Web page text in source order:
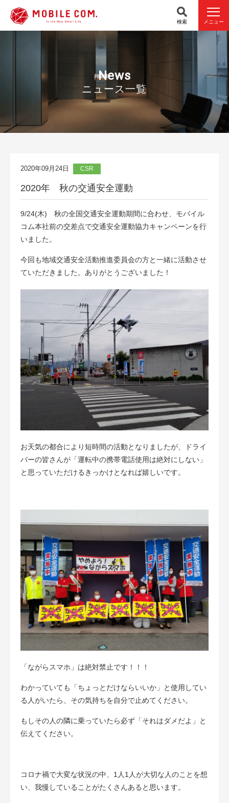
メニュー
検索
News
ニュース一覧
2020年09月24日 CSR
2020年 秋の交通安全運動
9/24(木) 秋の全国交通安全運動期間に合わせ、モバイル
コム本社前の交差点で交通安全運動協力キャンペーンを行
いました。
今回も地域交通安全活動推進委員会の方と一緒に活動させ
ていただきました。ありがとうございました！
お天気の都合により短時間の活動となりましたが、ドライ
バーの皆さんが「運転中の携帯電話使用は絶対にしない」
と思っていただけるきっかけとなれば嬉しいです。
「ながらスマホ」は絶対禁止です！！！
わかっていても「ちょっとだけならいいか」と使用してい
る人がいたら、その気持ちを自分で止めてください。
もしその人の隣に乗っていたら必ず「それはダメだよ」と
伝えてください。
コロナ禍で大変な状況の中、1人1人が大切な人のことを想
い、我慢していることがたくさんあると思います。